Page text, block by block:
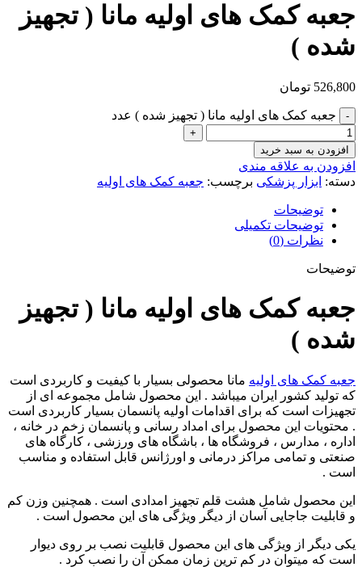
جعبه کمک های اولیه مانا ( تجهیز
شده )
526,800 تومان
جعبه کمک های اولیه مانا ( تجهیز شده ) عدد
افزودن به سبد خرید
افزودن به علاقه مندی
دسته: ابزار پزشکی برچسب: جعبه کمک های اولیه
توضیحات
توضیحات تکمیلی
نظرات (0)
توضیحات
جعبه کمک های اولیه مانا ( تجهیز
شده )
جعبه کمک های اولیه مانا محصولی بسیار با کیفیت و کاربردی است
که تولید کشور ایران میباشد . این محصول شامل مجموعه ای از
تجهیزات است که برای اقدامات اولیه پانسمان بسیار کاربردی است
. محتویات این محصول برای امداد رسانی و پانسمان زخم در خانه ،
اداره ، مدارس ، فروشگاه ها ، باشگاه های ورزشی ، کارگاه های
صنعتی و تمامی مراکز درمانی و اورژانس قابل استفاده و مناسب
است .
این محصول شامل هشت قلم تجهیز امدادی است . همچنین وزن کم
و قابلیت جاجایی آسان از دیگر ویژگی های این محصول است .
یکی دیگر از ویژگی های این محصول قابلیت نصب بر روی دیوار
است که میتوان در کم ترین زمان ممکن آن را نصب کرد .